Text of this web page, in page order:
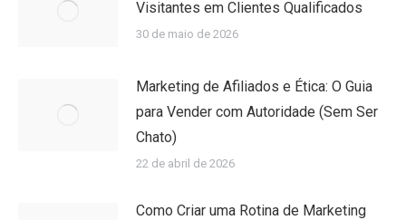
Visitantes em Clientes Qualificados
30 de maio de 2026
Marketing de Afiliados e Ética: O Guia
para Vender com Autoridade (Sem Ser
Chato)
22 de abril de 2026
Como Criar uma Rotina de Marketing